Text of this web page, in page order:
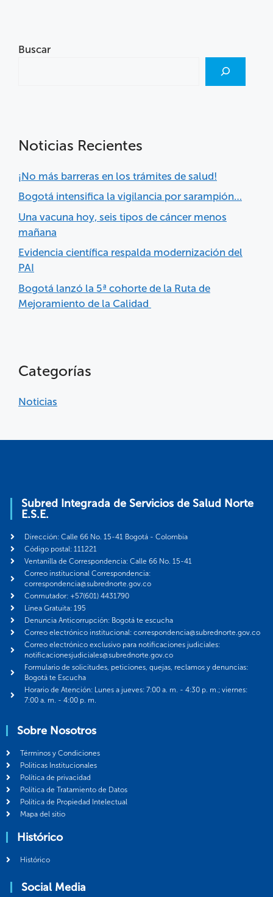
Buscar
Noticias Recientes
¡No más barreras en los trámites de salud!
Bogotá intensifica la vigilancia por sarampión…
Una vacuna hoy, seis tipos de cáncer menos
mañana
Evidencia científica respalda modernización del
PAI
Bogotá lanzó la 5ª cohorte de la Ruta de
Mejoramiento de la Calidad
Categorías
Noticias
Subred Integrada de Servicios de Salud Norte
E.S.E.
Dirección: Calle 66 No. 15-41 Bogotá - Colombia
Código postal: 111221
Ventanilla de Correspondencia: Calle 66 No. 15-41
Correo institucional Correspondencia:
correspondencia@subrednorte.gov.co
Conmutador: +57(601) 4431790
Línea Gratuita: 195
Denuncia Anticorrupción: Bogotá te escucha
Correo electrónico institucional: correspondencia@subrednorte.gov.co
Correo electrónico exclusivo para notificaciones judiciales:
notificacionesjudiciales@subrednorte.gov.co
Formulario de solicitudes, peticiones, quejas, reclamos y denuncias:
Bogotá te Escucha
Horario de Atención: Lunes a jueves: 7:00 a. m. - 4:30 p. m.; viernes:
7:00 a. m. - 4:00 p. m.
Sobre Nosotros
Términos y Condiciones
Politicas Institucionales
Política de privacidad
Política de Tratamiento de Datos
Política de Propiedad Intelectual
Mapa del sitio
Histórico
Histórico
Social Media